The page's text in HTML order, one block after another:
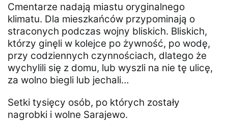
Cmentarze nadają miastu oryginalnego
klimatu. Dla mieszkańców przypominają o
straconych podczas wojny bliskich. Bliskich,
którzy ginęli w kolejce po żywność, po wodę,
przy codziennych czynnościach, dlatego że
wychylili się z domu, lub wyszli na nie tę ulicę,
za wolno biegli lub jechali…
Setki tysięcy osób, po których zostały
nagrobki i wolne Sarajewo.